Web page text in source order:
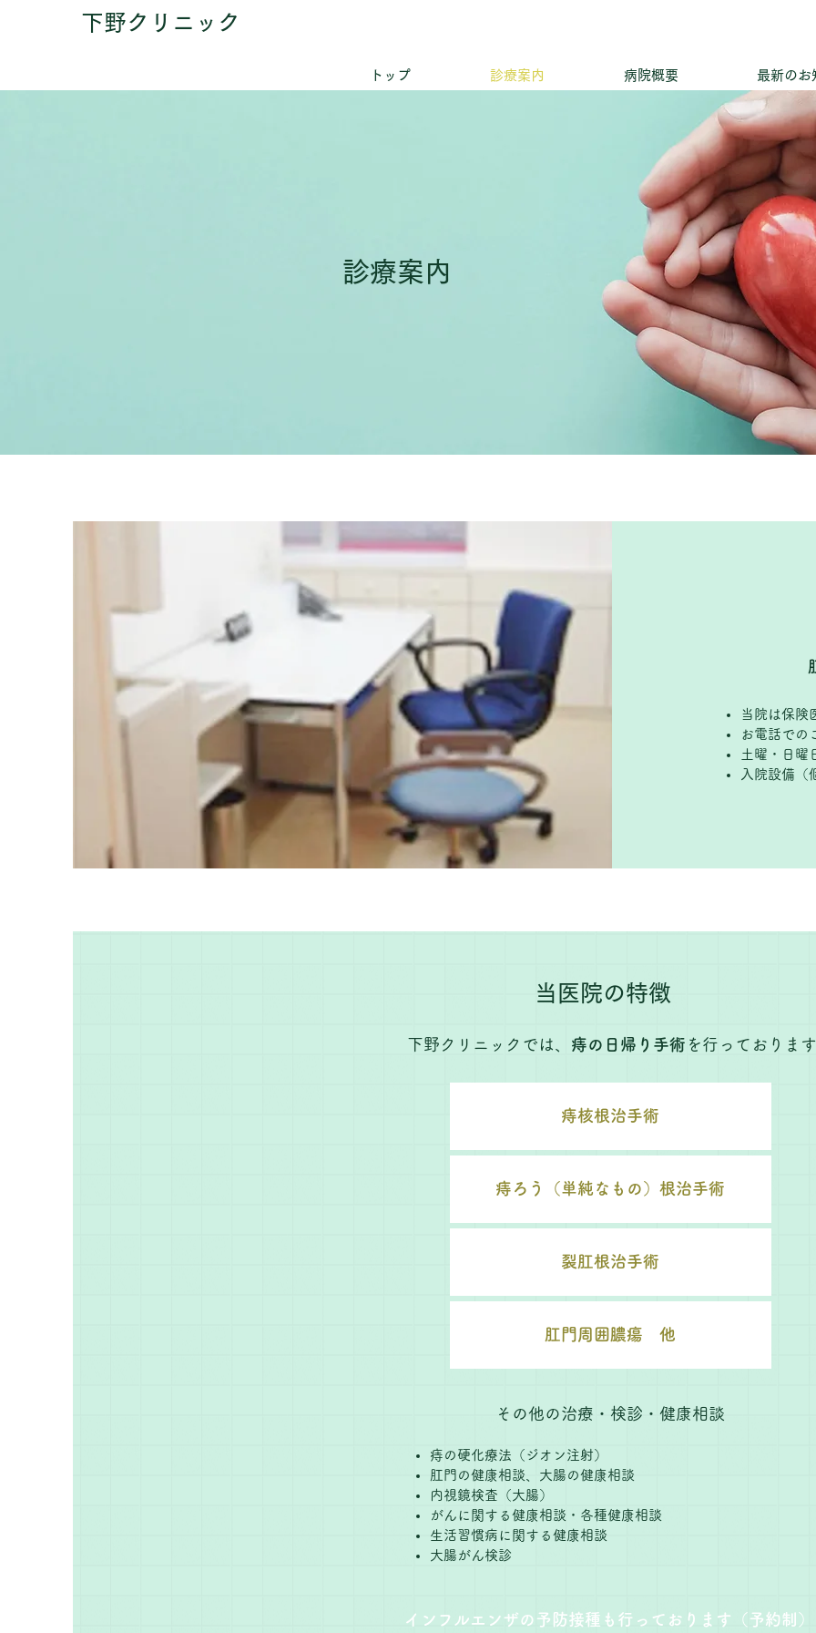
下野クリニック
トップ 診療案内 病院概要 最新のお
診療案内
当院は保険
お電話での
土曜・日曜
入院設備（
当医院の特徴
下野クリニックでは、 痔の日帰り手術 を行っております
痔核根治手術
痔ろう（単純なもの）根治手術
裂肛根治手術
肛門周囲膿瘍 他
その他の治療・検診・健康相談
痔の硬化療法（ジオン注射）
肛門の健康相談、大腸の健康相談
内視鏡検査（大腸）
がんに関する健康相談・各種健康相談
生活習慣病に関する健康相談
大腸がん検診
インフルエンザの予防接種も行っております（予約制）